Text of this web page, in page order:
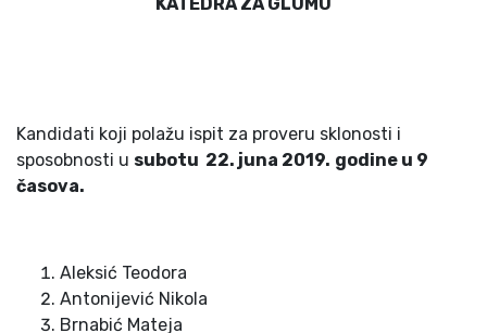
Kandidati koji polažu ispit za proveru sklonosti i
sposobnosti u subotu 22. juna 2019. godine u 9
časova.
Aleksić Teodora
Antonijević Nikola
Brnabić Mateja